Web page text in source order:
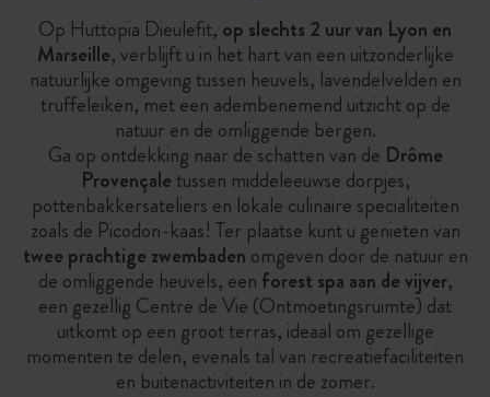
Op Huttopia Dieulefit, op slechts 2 uur van Lyon en
Marseille, verblijft u in het hart van een uitzonderlijke
natuurlijke omgeving tussen heuvels, lavendelvelden en
truffeleiken, met een adembenemend uitzicht op de
natuur en de omliggende bergen.
Ga op ontdekking naar de schatten van de Drôme
Provençaletussen middeleeuwse dorpjes,
pottenbakkersateliers en lokale culinaire specialiteiten
zoals de Picodon-kaas! Ter plaatse kunt u genieten van
twee prachtige zwembaden omgeven door de natuur en
de omliggende heuvels, een forest spa aan de vijver,
een gezellig Centre de Vie (Ontmoetingsruimte) dat
uitkomt op een groot terras, ideaal om gezellige
momenten te delen, evenals tal van recreatiefaciliteiten
en buitenactiviteiten in de zomer.